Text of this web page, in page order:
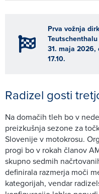
Prva vožnja
31. maja 2026,
17.10.
Radizel gosti
Na domačih tleh bo v
preizkušnja sezone za
Slovenije v motokrosu.
progi bo v rokah članov
skupno sedmih
definirala razmerja moči
kategorijah, vendar